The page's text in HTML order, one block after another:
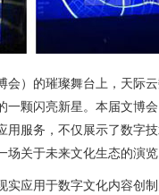
会）的璀璨舞台上，天际
一颗闪亮新星。本届文博会
用服务，不仅展示了数字
场关于未来文化生态的演
实应用于数字文化内容创